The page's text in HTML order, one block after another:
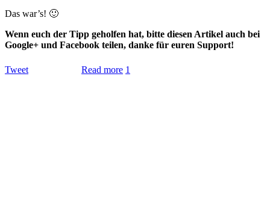
Das war’s! 🙂
Wenn euch der Tipp geholfen hat, bitte diesen Artikel auch bei
Google+ und Facebook teilen, danke für euren Support!
Tweet Read more 1